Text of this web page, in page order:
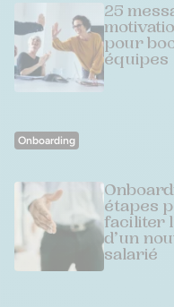
25
pour
équipes
Onboarding
étapes
faciliter
d’un
salarié